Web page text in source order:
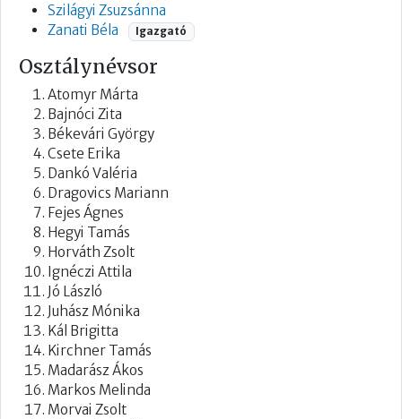
Szilágyi Zsuzsánna
Zanati Béla
Igazgató
Osztálynévsor
Atomyr Márta
Bajnóci Zita
Békevári György
Csete Erika
Dankó Valéria
Dragovics Mariann
Fejes Ágnes
Hegyi Tamás
Horváth Zsolt
Ignéczi Attila
Jó László
Juhász Mónika
Kál Brigitta
Kirchner Tamás
Madarász Ákos
Markos Melinda
Morvai Zsolt